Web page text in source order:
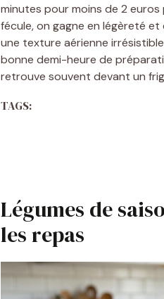
minutes pour moins de 2
fécule, on gagne en légèreté et
une texture aérienne
bonne demi-heure de
retrouve souvent devant un
TAGS:
Légumes de
les repas